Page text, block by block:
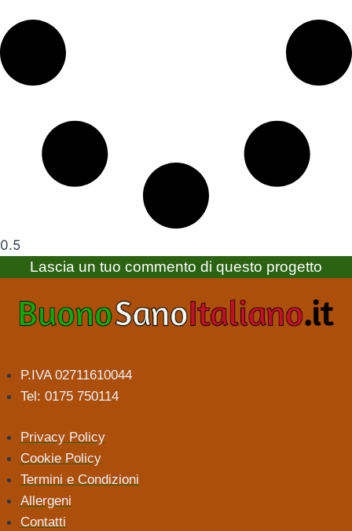
Lascia un tuo commento di questo progetto
P.IVA 02711610044
Tel: 0175 750114
Privacy Policy
Cookie Policy
Termini e Condizioni
Allergeni
Contatti